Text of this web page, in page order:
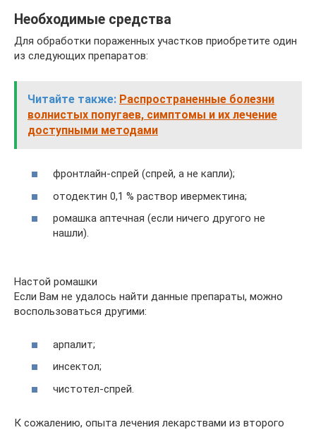
Необходимые средства
Для обработки пораженных участков приобретите один
из следующих препаратов:
Читайте также: Распространенные болезни
волнистых попугаев, симптомы и их лечение
доступными методами
фронтлайн-спрей (спрей, а не капли);
отодектин 0,1 % раствор ивермектина;
ромашка аптечная (если ничего другого не
нашли).
Настой ромашки
Если Вам не удалось найти данные препараты, можно
воспользоваться другими:
арпалит;
инсектол;
чистотел-спрей.
К сожалению, опыта лечения лекарствами из второго